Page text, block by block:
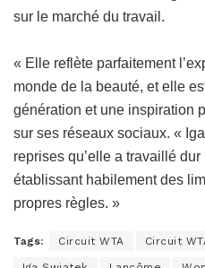
sur le marché du travail.
« Elle reflète parfaitement
monde de la beauté, et elle
génération et une inspiration
sur ses réseaux sociaux. «
reprises qu’elle a travaillé
établissant habilement des
propres règles. »
Tags: Circuit WTA Circuit